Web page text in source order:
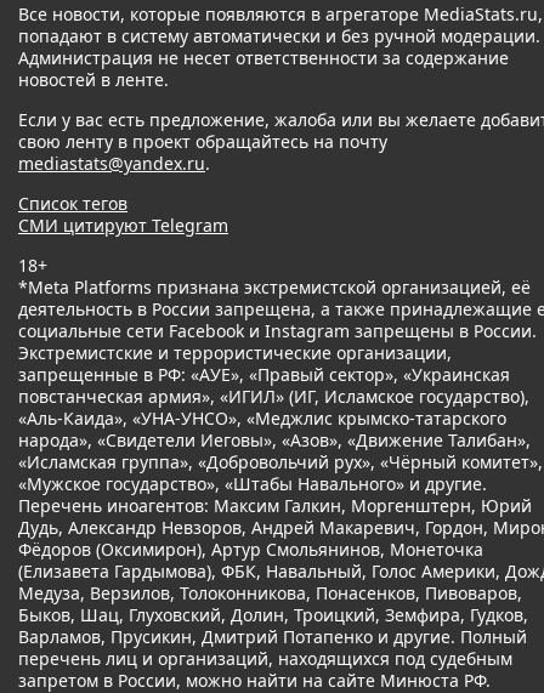
Все новости, которые появляются в агрегаторе MediaStats.ru,
попадают в систему автоматически и без ручной модерации.
Администрация не несет ответственности за содержание
новостей в ленте.
Если у вас есть предложение, жалоба или вы желаете
свою ленту в проект обращайтесь на почту
mediastats@yandex.ru.
Список тегов
СМИ цитируют Telegram
18+
*Meta Platforms признана экстремистской организацией, её
деятельность в России запрещена, а также принадлежащие
социальные сети Facebook и Instagram запрещены в России.
Экстремистские и террористические организации,
запрещенные в РФ: «АУЕ», «Правый сектор», «Украинская
повстанческая армия», «ИГИЛ» (ИГ, Исламское государство),
«Аль-Каида», «УНА-УНСО», «Меджлис крымско-татарского
народа», «Свидетели Иеговы», «Азов», «Движение Талибан»,
«Исламская группа», «Добровольчий рух», «Чёрный комитет»,
«Мужское государство», «Штабы Навального» и другие.
Перечень иноагентов: Максим Галкин, Моргенштерн, Юрий
Дудь, Александр Невзоров, Андрей Макаревич, Гордон,
Фёдоров (Оксимирон), Артур Смольянинов, Монеточка
(Елизавета Гардымова), ФБК, Навальный, Голос Америки,
Медуза, Верзилов, Толоконникова, Понасенков, Пивоваров,
Быков, Шац, Глуховский, Долин, Троицкий, Земфира, Гудков,
Варламов, Прусикин, Дмитрий Потапенко и другие. Полный
перечень лиц и организаций, находящихся под судебным
запретом в России, можно найти на сайте Минюста РФ.